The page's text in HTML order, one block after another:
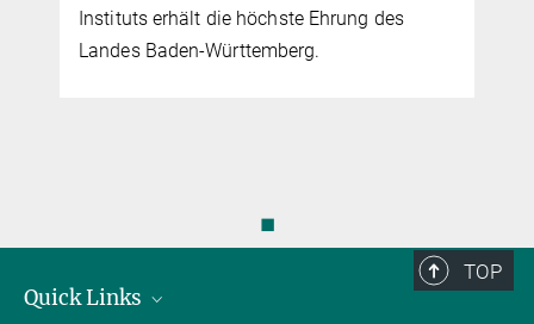
Instituts erhält die höchste Ehrung des
Landes Baden-Württemberg.
◼
TOP
Quick Links